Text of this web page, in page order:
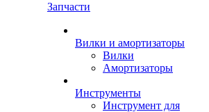
Запчасти
Вилки и амортизаторы
Вилки
Амортизаторы
Инструменты
Инструмент для